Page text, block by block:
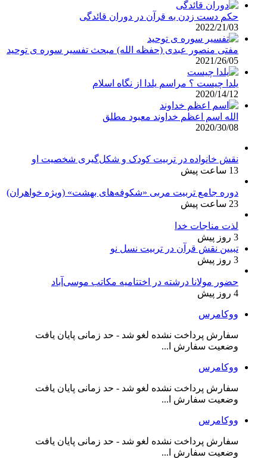
حکم دست زدن به قرآن در دوران قائدگی
2022/21/03
مفتی منصور عبدی (حفظه الله) مبحث تفسیر سوره ی توحید
2021/26/05
یلدا چیست ؟ مراسم یلدا از نگاه اسلام
2020/14/12
الله اسم اعظم خداوند معبود مطلق
2020/30/08
نقش خانواده در تربیت کودک و شکل‌گیری شخصیت او
13 ساعت پیش
دوره جامع تربیت مربی «شکوفه‌های بهشت» (ویژه خواهران)
23 ساعت پیش
لذت مناجات خدا
3 روز پیش
تبیین نقش قرآن در تربیت نسل نو
3 روز پیش
حضور مولانا درشته در اختتامیه مکاتب موسی‌آباد
4 روز پیش
ووکامرس
سفارش پرداخت نشده لغو شد - حد زمانی پایان یافت
وضعیت سفارش ا...
ووکامرس
سفارش پرداخت نشده لغو شد - حد زمانی پایان یافت
وضعیت سفارش ا...
ووکامرس
سفارش پرداخت نشده لغو شد - حد زمانی پایان یافت
وضعیت سفارش ا...